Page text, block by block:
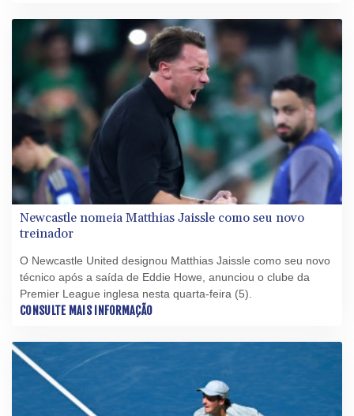
Newcastle nomeia Matthias Jaissle como seu novo
treinador
O Newcastle United designou Matthias Jaissle como seu novo
técnico após a saída de Eddie Howe, anunciou o clube da
Premier League inglesa nesta quarta-feira (5).
CONSULTE MAIS INFORMAÇÃO